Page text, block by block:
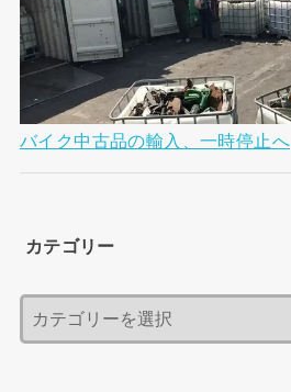
バイク中古品の輸入、一時停止へ
カテゴリー